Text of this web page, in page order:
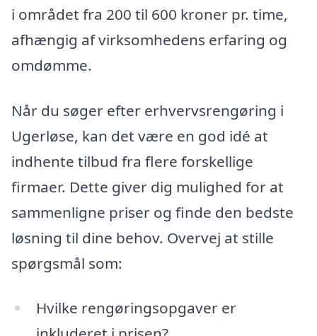
i området fra 200 til 600 kroner pr. time,
afhængig af virksomhedens erfaring og
omdømme.
Når du søger efter erhvervsrengøring i
Ugerløse, kan det være en god idé at
indhente tilbud fra flere forskellige
firmaer. Dette giver dig mulighed for at
sammenligne priser og finde den bedste
løsning til dine behov. Overvej at stille
spørgsmål som:
Hvilke rengøringsopgaver er